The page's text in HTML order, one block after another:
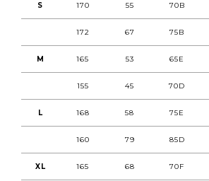
S 170 55 70B
172 67 75B
M 165 53 65E
155 45 70D
L 168 58 75E
160 79 85D
XL 165 68 70F